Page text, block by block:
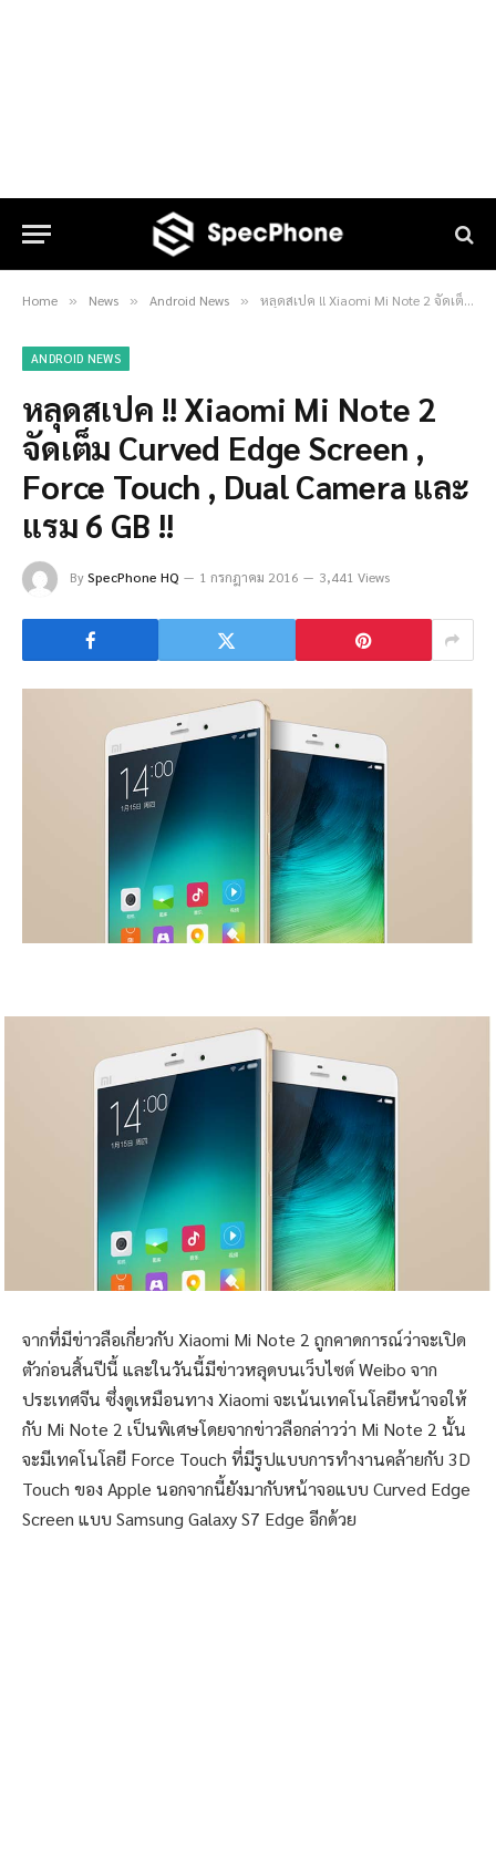
Home » News » Android News » หลุดสเปค !! Xiaomi Mi Note 2 จัดเต็ม Curved Edge Screen , Force Touch , Dual Camera และแรม 6 GB !!
ANDROID NEWS
หลุดสเปค !! Xiaomi Mi Note 2
จัดเต็ม Curved Edge Screen ,
Force Touch , Dual Camera และ
แรม 6 GB !!
BySpecPhone HQ 1 กรกฎาคม 2016 3,441 Views
จากที่มีข่าวลือเกี่ยวกับ Xiaomi Mi Note 2 ถูกคาดการณ์ว่าจะเปิด
ตัวก่อนสิ้นปีนี้ และในวันนี้มีข่าวหลุดบนเว็บไซต์ Weibo จาก
ประเทศจีน ซึ่งดูเหมือนทาง Xiaomi จะเน้นเทคโนโลยีหน้าจอให้
กับ Mi Note 2 เป็นพิเศษโดยจากข่าวลือกล่าวว่า Mi Note 2 นั้น
จะมีเทคโนโลยี Force Touch ที่มีรูปแบบการทำงานคล้ายกับ 3D
Touch ของ Apple นอกจากนี้ยังมากับหน้าจอแบบ Curved Edge
Screen แบบ Samsung Galaxy S7 Edge อีกด้วย